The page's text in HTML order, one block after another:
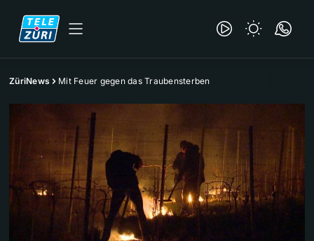
ZüriNews Mit Feuer gegen das Traubensterben